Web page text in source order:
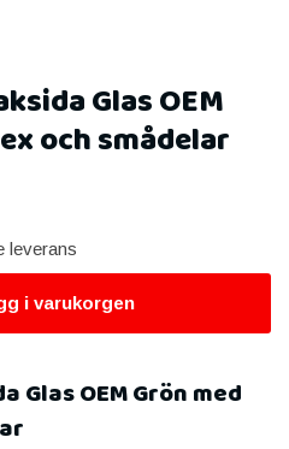
Glas OEM
och smådelar
leverans
i varukorgen
Glas OEM Grön med